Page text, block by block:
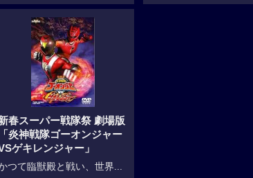
春スーパー戦隊祭 劇場版
「炎神戦隊ゴーオンジャー
ゲキレンジャー」
つて臨獣殿と戦い、世界...